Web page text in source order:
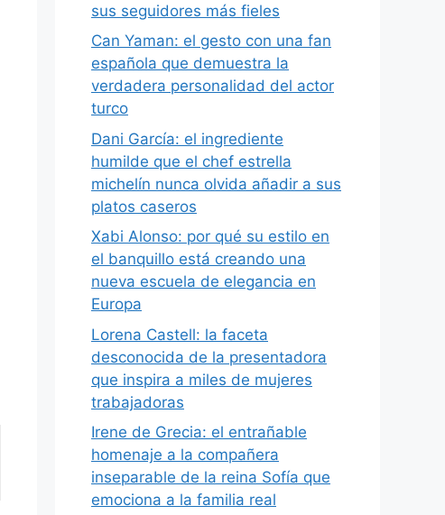
sus seguidores más fieles
Can Yaman: el gesto con una fan
española que demuestra la
verdadera personalidad del actor
turco
Dani García: el ingrediente
humilde que el chef estrella
michelín nunca olvida añadir a sus
platos caseros
Xabi Alonso: por qué su estilo en
el banquillo está creando una
nueva escuela de elegancia en
Europa
Lorena Castell: la faceta
desconocida de la presentadora
que inspira a miles de mujeres
trabajadoras
Irene de Grecia: el entrañable
homenaje a la compañera
inseparable de la reina Sofía que
emociona a la familia real